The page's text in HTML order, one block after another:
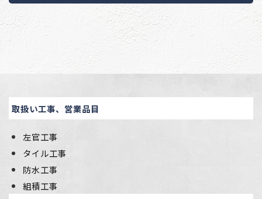
取扱い工事、営業品目
左官工事
タイル工事
防水工事
組積工事